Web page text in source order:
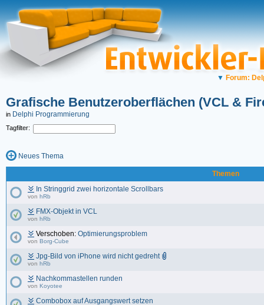
▼ Forum:
Grafische Benutzeroberflächen (VCL &
in Delphi Programmierung
Tagfilter:
Neues Thema
Themen
In Stringgrid zwei horizontale Scrollbars
von hRb
FMX-Objekt in VCL
von hRb
Verschoben: Optimierungsproblem
von Borg-Cube
Jpg-Bild von iPhone wird nicht gedreht
von hRb
Nachkommastellen runden
von Koyotee
Combobox auf Ausgangswert setzen